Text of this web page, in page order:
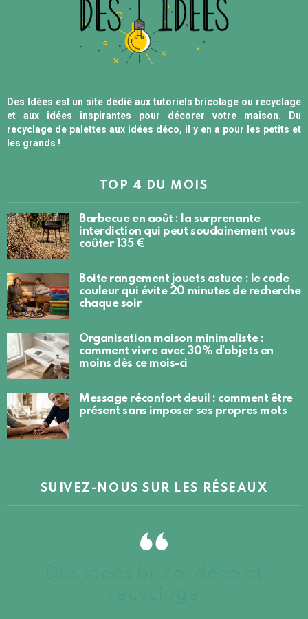
Des Idées est un site dédié aux tutoriels bricolage ou recyclage
et aux idées inspirantes pour décorer votre maison. Du
recyclage de palettes aux idées déco, il y en a pour les petits et
les grands !
TOP 4 DU MOIS
Barbecue en août : la surprenante
interdiction qui peut soudainement vous
coûter 135 €
Boite rangement jouets astuce : le code
couleur qui évite 20 minutes de recherche
chaque soir
Organisation maison minimaliste :
comment vivre avec 30% d’objets en
moins dès ce mois-ci
Message réconfort deuil : comment être
présent sans imposer ses propres mots
SUIVEZ-NOUS SUR LES RÉSEAUX